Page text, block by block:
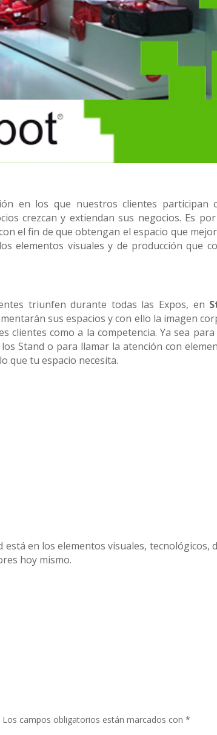
en los que nuestros clientes participan
crezcan y extiendan sus negocios. Es
el fin de que obtengan el espacio que
elementos visuales y de producción que
triunfen durante todas las Expos, en
sus espacios y con ello la imagen
clientes como a la competencia. Ya sea
Stand o para llamar la atención con
que tu espacio necesita.
está en los elementos visuales, tecnológicos,
hoy mismo.
Los campos obligatorios están marcados con*